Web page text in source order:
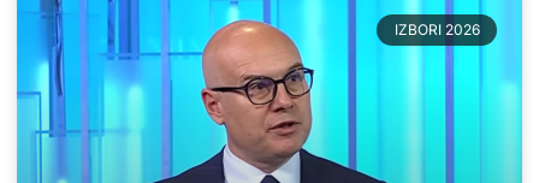
IZBORI 2026